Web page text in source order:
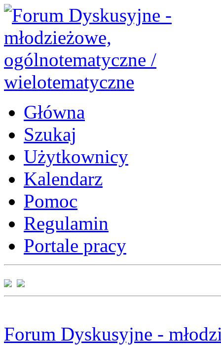
Główna
Szukaj
Użytkownicy
Kalendarz
Pomoc
Regulamin
Portale pracy
Forum Dyskusyjne -